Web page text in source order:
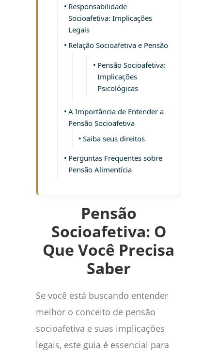
Responsabilidade
Socioafetiva: Implicações
Legais
Relação Socioafetiva e Pensão
Pensão Socioafetiva:
Implicações
Psicológicas
A Importância de Entender a
Pensão Socioafetiva
Saiba seus direitos
Perguntas Frequentes sobre
Pensão Alimentícia
Pensão
Socioafetiva: O
Que Você Precisa
Saber
Se você está buscando entender
melhor o conceito de pensão
socioafetiva e suas implicações
legais, este guia é essencial para